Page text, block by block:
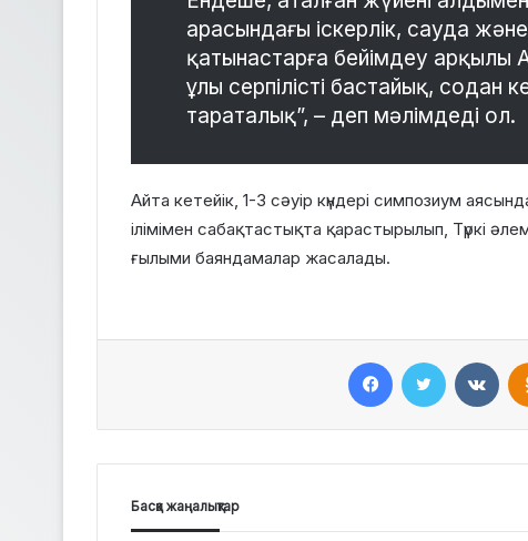
арасындағы іскерлік, сауда
қатынастарға бейімдеу арқылы
ұлы серпілісті бастайық, содан
тараталық”, – деп мәлімдеді ол.
Айта кетейік, 1-3 сәуір күндері симпозиум
ілімімен сабақтастықта қарастырылып, Түркі
ғылыми баяндамалар жасалады.
Басқа жаңалықтар